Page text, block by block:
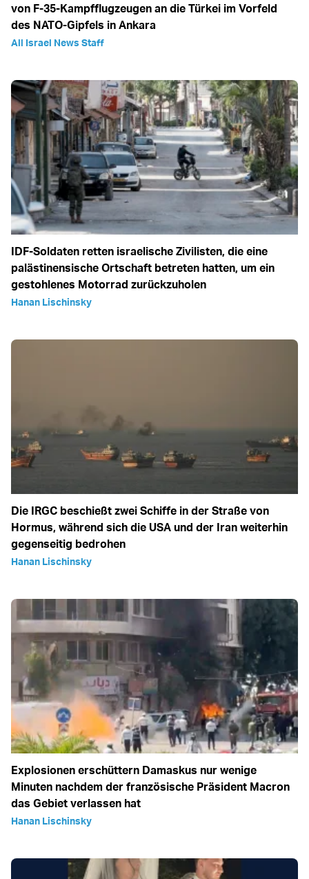
von F-35-Kampfflugzeugen an die Türkei im Vorfeld
des NATO-Gipfels in Ankara
All Israel News Staff
IDF-Soldaten retten israelische Zivilisten, die eine
palästinensische Ortschaft betreten hatten, um ein
gestohlenes Motorrad zurückzuholen
Hanan Lischinsky
Die IRGC beschießt zwei Schiffe in der Straße von
Hormus, während sich die USA und der Iran weiterhin
gegenseitig bedrohen
Hanan Lischinsky
Explosionen erschüttern Damaskus nur wenige
Minuten nachdem der französische Präsident Macron
das Gebiet verlassen hat
Hanan Lischinsky